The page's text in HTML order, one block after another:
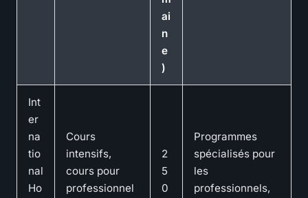
ai
n
e
)
Int
er
na
tio
nal
Ho
Cours
intensifs,
cours pour
professionnel
2
5
0
Programmes
spécialisés pour
les
professionnels,